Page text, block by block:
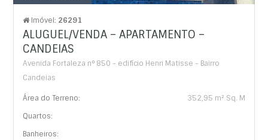
Imóvel: 26291
ALUGUEL/VENDA – APARTAMENTO –
CANDEIAS
Avenida Fortaleza n° 850 - edifício Henri Matisse - Bairro
Candeias
Área do Terreno:
352,95 m² Sq. M
Quartos:
Banheiros: